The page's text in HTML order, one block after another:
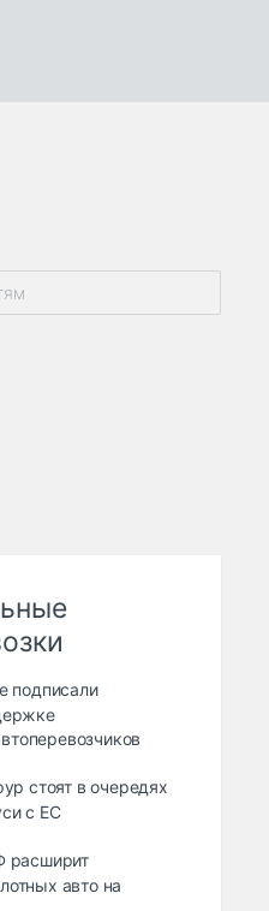
подписали
стоят в очередях
с ЕС
расширит
авто на